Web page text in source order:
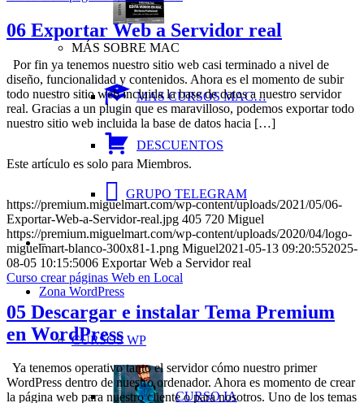
MÁS SOBRE MAC
MAS CURSOS MAC…
DESCUENTOS
GRUPO TELEGRAM
–
Zona WordPress
CURSOS WP
CURSO IA
06 Exportar Web a Servidor real
Por fin ya tenemos nuestro sitio web casi terminado a nivel de
diseño, funcionalidad y contenidos. Ahora es el momento de subir
todo nuestro sitio web incluida la base de datos a nuestro servidor
real. Gracias a un plugin que es maravilloso, podemos exportar todo
nuestro sitio web incluida la base de datos hacia […]
Este artículo es solo para Miembros.
https://premium.miguelmart.com/wp-content/uploads/2021/05/06-
Exportar-Web-a-Servidor-real.jpg 405 720 Miguel
https://premium.miguelmart.com/wp-content/uploads/2020/04/logo-
miguelmart-blanco-300x81-1.png Miguel2021-05-13 09:20:552025-
08-05 10:15:5006 Exportar Web a Servidor real
Curso crear páginas Web en Local
05 Descargar e instalar Tema Premium
en WordPress
Ya tenemos operativo tanto el servidor cómo nuestro primer
WordPress dentro de nuestro ordenador. Ahora es momento de crear
la página web para nuestro cliente o para nosotros. Uno de los temas